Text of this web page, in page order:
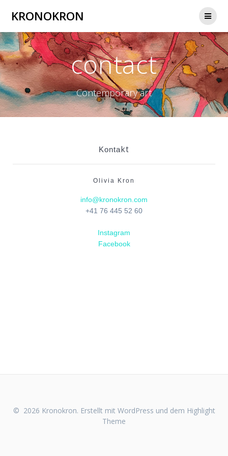
KRONOKRON
contact
Contemporary art
Kontakt
Olivia Kron
info@kronokron.com
+41 76 445 52 60
Instagram
Facebook
© 2026 Kronokron. Erstellt mit WordPress und dem Highlight
Theme